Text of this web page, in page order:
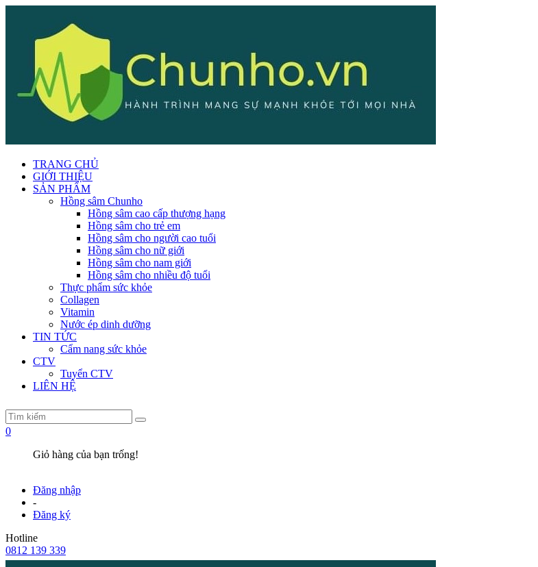
TRANG CHỦ
GIỚI THIỆU
SẢN PHẨM
Hồng sâm Chunho
Hồng sâm cao cấp thượng hạng
Hồng sâm cho trẻ em
Hồng sâm cho người cao tuổi
Hồng sâm cho nữ giới
Hồng sâm cho nam giới
Hồng sâm cho nhiều độ tuổi
Thực phẩm sức khỏe
Collagen
Vitamin
Nước ép dinh dưỡng
TIN TỨC
Cẩm nang sức khỏe
CTV
Tuyển CTV
LIÊN HỆ
0
Giỏ hàng của bạn trống!
Đăng nhập
-
Đăng ký
Hotline
0812 139 339